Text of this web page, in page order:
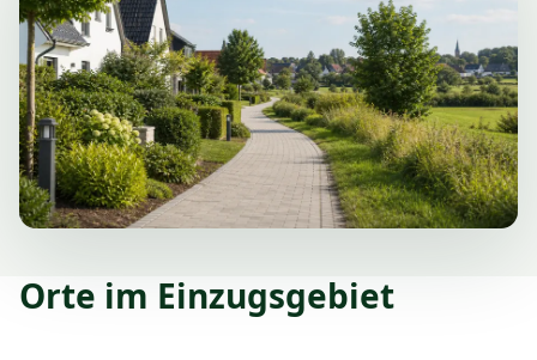
Orte im Einzugsgebiet